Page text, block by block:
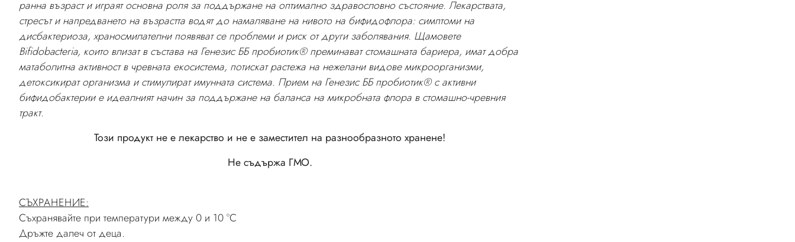
ранна възраст и играят основна роля за поддържане на оптимално здравословно състояние. Лекарствата,
стресът и напредването на възрастта водят до намаляване на нивото на бифидофлора: симптоми на
дисбактериоза, храносмилателни появяват се проблеми и риск от други заболявания. Щамовете
Bifidobacteria, които влизат в състава на Генезис ББ пробиотик® преминават стомашната бариера, имат добра
матаболитна активност в чревната екосистема, потискат растежа на нежелани видове микроорганизми,
детоксикират организма и стимулират имунната система. Прием на Генезис ББ пробиотик® с активни
бифидобактерии е идеалният начин за поддържане на баланса на микробната флора в стомашно-чревния
тракт.
Този продукт не е лекарство и не е заместител на разнообразното хранене!
Не съдържа ГМО.
СЪХРАНЕНИЕ:
Съхранявайте при температури между 0 и 10 °C
Дръжте далеч от деца.